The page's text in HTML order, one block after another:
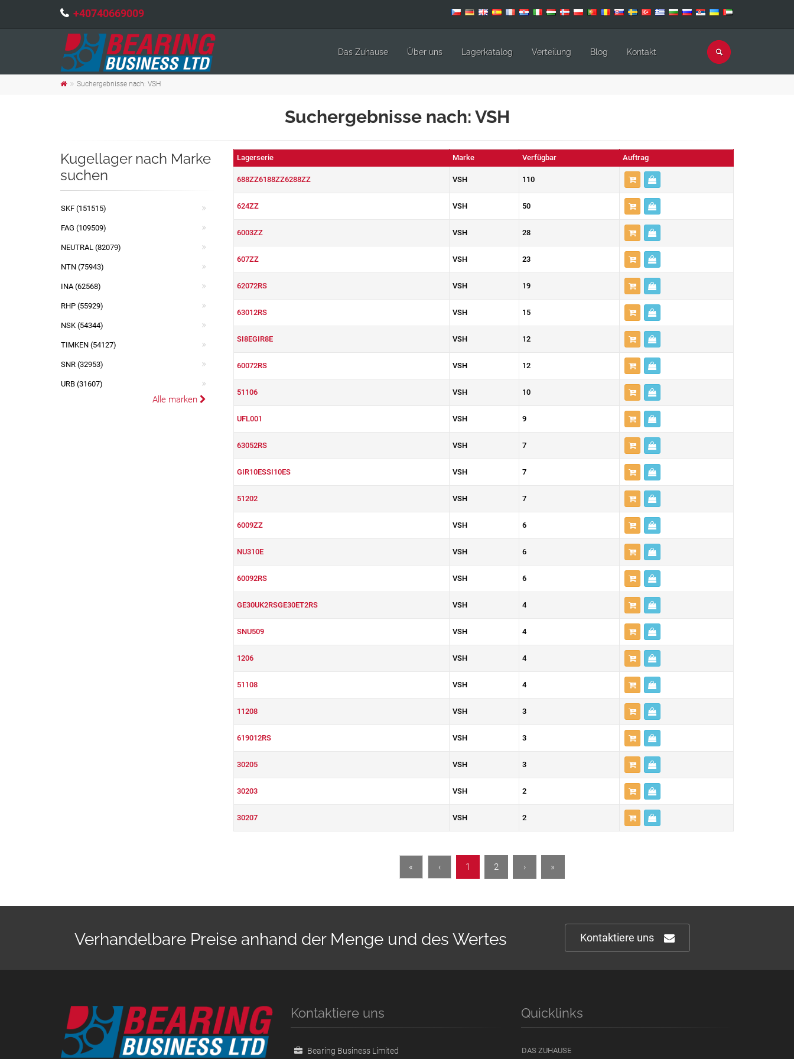
+40740669009
Das Zuhause Über uns Lagerkatalog Verteilung Blog Kontakt
Suchergebnisse nach: VSH
Suchergebnisse nach: VSH
Lagerserie Marke Verfügbar Auftrag
688ZZ6188ZZ6288ZZ VSH 110
624ZZ VSH 50
6003ZZ VSH 28
607ZZ VSH 23
62072RS VSH 19
63012RS VSH 15
SI8EGIR8E VSH 12
60072RS VSH 12
51106 VSH 10
UFL001 VSH 9
63052RS VSH 7
GIR10ESSI10ES VSH 7
51202 VSH 7
6009ZZ VSH 6
NU310E VSH 6
60092RS VSH 6
GE30UK2RSGE30ET2RS VSH 4
SNU509 VSH 4
1206 VSH 4
51108 VSH 4
11208 VSH 3
619012RS VSH 3
30205 VSH 3
30203 VSH 2
30207 VSH 2
« ‹ 1 2 › »
Kugellager nach Marke
suchen
SKF (151515)
FAG (109509)
NEUTRAL (82079)
NTN (75943)
INA (62568)
RHP (55929)
NSK (54344)
TIMKEN (54127)
SNR (32953)
URB (31607)
Alle marken
Verhandelbare Preise anhand der Menge und des Wertes Kontaktiere uns
Kontaktiere uns
Bearing Business Limited
Quicklinks
DAS ZUHAUSE